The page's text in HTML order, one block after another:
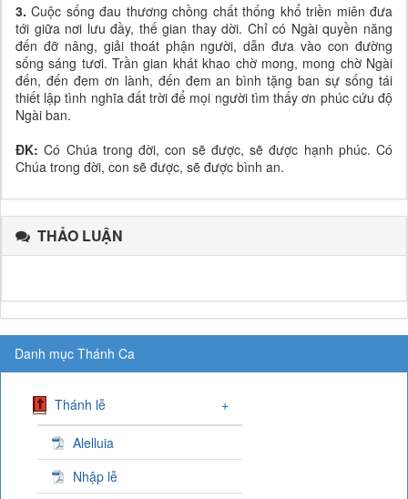
3.Cuộc sống đau thương chồng chất thống khổ triền miên đưa
tới giữa nơi lưu đầy, thế gian thay dời. Chỉ có Ngài quyền năng
đến đỡ nâng, giải thoát phận người, dẫn đưa vào con đường
sống sáng tươi. Trần gian khát khao chờ mong, mong chờ Ngài
đến, đến đem ơn lành, đến đem an bình tặng ban sự sống tái
thiết lập tình nghĩa đất trời để mọi người tìm thấy ơn phúc cứu độ
Ngài ban.
ĐK:Có Chúa trong đời, con sẽ được, sẽ được hạnh phúc. Có
Chúa trong đời, con sẽ được, sẽ được bình an.
THẢO LUẬN
Danh mục Thánh Ca
Thánh lễ +
Alelluia
Nhập lễ